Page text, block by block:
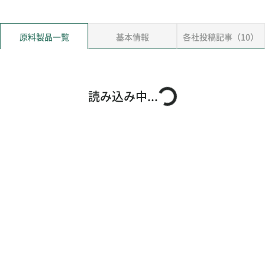
ホーム
運営からのお知らせ
原料製品一覧 基本情報 各社投稿記事（10）
読み込み中...